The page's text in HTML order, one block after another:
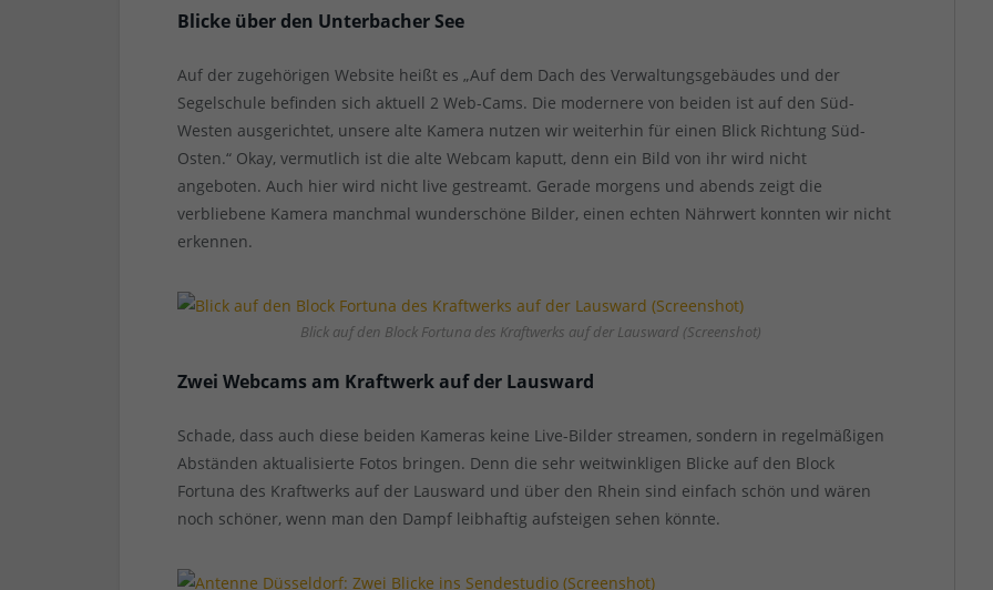
Blicke über den Unterbacher See
Auf der zugehörigen Website heißt es „Auf dem Dach des Verwaltungsgebäudes und der
Segelschule befinden sich aktuell 2 Web-Cams. Die modernere von beiden ist auf den Süd-
Westen ausgerichtet, unsere alte Kamera nutzen wir weiterhin für einen Blick Richtung Süd-
Osten.“ Okay, vermutlich ist die alte Webcam kaputt, denn ein Bild von ihr wird nicht
angeboten. Auch hier wird nicht live gestreamt. Gerade morgens und abends zeigt die
verbliebene Kamera manchmal wunderschöne Bilder, einen echten Nährwert konnten wir nicht
erkennen.
Blick auf den Block Fortuna des Kraftwerks auf der Lausward (Screenshot)
Zwei Webcams am Kraftwerk auf der Lausward
Schade, dass auch diese beiden Kameras keine Live-Bilder streamen, sondern in regelmäßigen
Abständen aktualisierte Fotos bringen. Denn die sehr weitwinkligen Blicke auf den Block
Fortuna des Kraftwerks auf der Lausward und über den Rhein sind einfach schön und wären
noch schöner, wenn man den Dampf leibhaftig aufsteigen sehen könnte.